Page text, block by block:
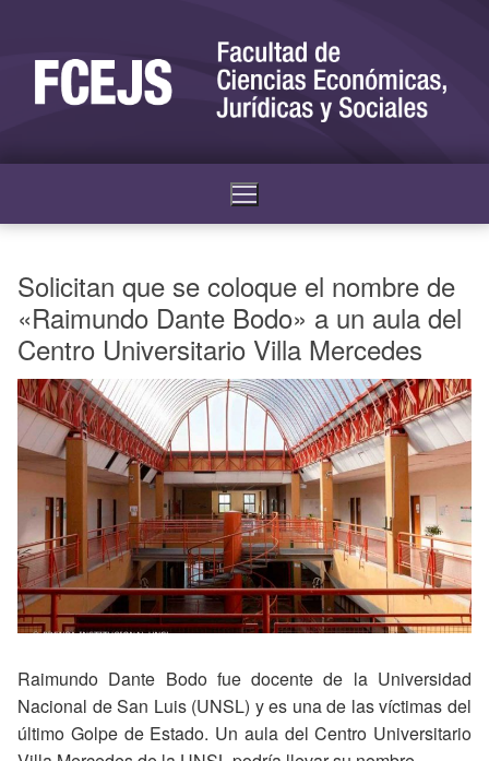
Solicitan que se coloque el nombre de
«Raimundo Dante Bodo» a un aula del
Centro Universitario Villa Mercedes
Raimundo Dante Bodo fue docente de la Universidad
Nacional de San Luis (UNSL) y es una de las víctimas del
último Golpe de Estado. Un aula del Centro Universitario